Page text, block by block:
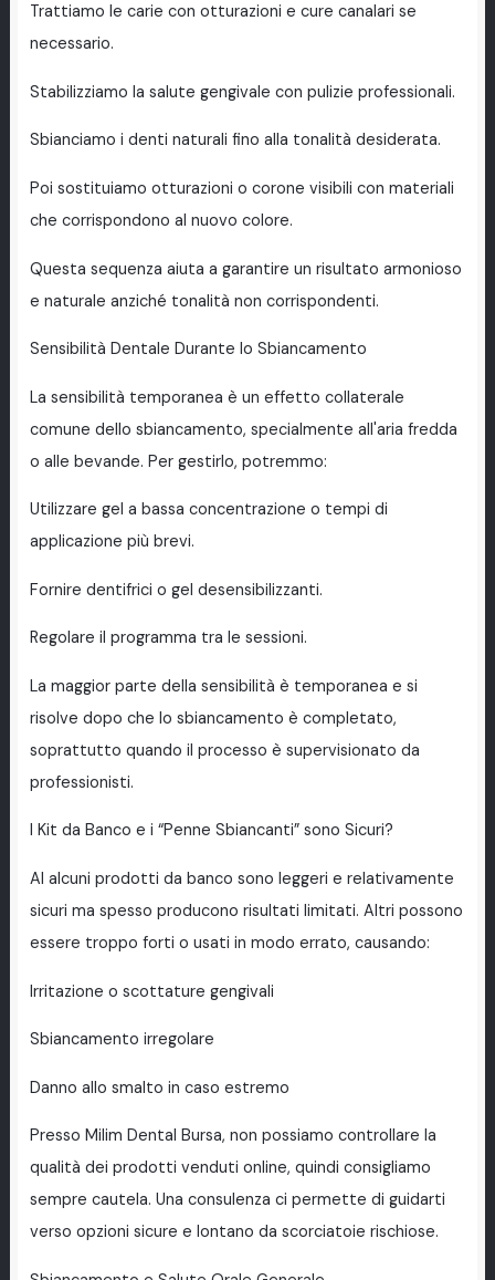
Trattiamo le carie con otturazioni e cure canalari se
necessario.
Stabilizziamo la salute gengivale con pulizie professionali.
Sbianciamo i denti naturali fino alla tonalità desiderata.
Poi sostituiamo otturazioni o corone visibili con materiali
che corrispondono al nuovo colore.
Questa sequenza aiuta a garantire un risultato armonioso
e naturale anziché tonalità non corrispondenti.
Sensibilità Dentale Durante lo Sbiancamento
La sensibilità temporanea è un effetto collaterale
comune dello sbiancamento, specialmente all'aria fredda
o alle bevande. Per gestirlo, potremmo:
Utilizzare gel a bassa concentrazione o tempi di
applicazione più brevi.
Fornire dentifrici o gel desensibilizzanti.
Regolare il programma tra le sessioni.
La maggior parte della sensibilità è temporanea e si
risolve dopo che lo sbiancamento è completato,
soprattutto quando il processo è supervisionato da
professionisti.
I Kit da Banco e i “Penne Sbiancanti” sono Sicuri?
Al alcuni prodotti da banco sono leggeri e relativamente
sicuri ma spesso producono risultati limitati. Altri possono
essere troppo forti o usati in modo errato, causando:
Irritazione o scottature gengivali
Sbiancamento irregolare
Danno allo smalto in caso estremo
Presso Milim Dental Bursa, non possiamo controllare la
qualità dei prodotti venduti online, quindi consigliamo
sempre cautela. Una consulenza ci permette di guidarti
verso opzioni sicure e lontano da scorciatoie rischiose.